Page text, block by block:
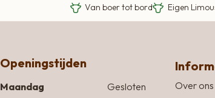
Van boer tot bord Eigen
Openingstijden
Maandag Gesloten
Over ons